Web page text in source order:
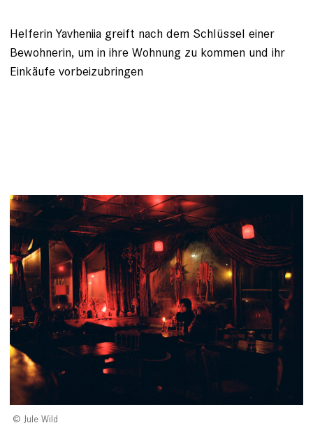
Helferin Yavheniia greift nach dem Schlüssel einer
Bewohnerin, um in ihre Wohnung zu kommen und ihr
Einkäufe vorbeizubringen
Jule Wild